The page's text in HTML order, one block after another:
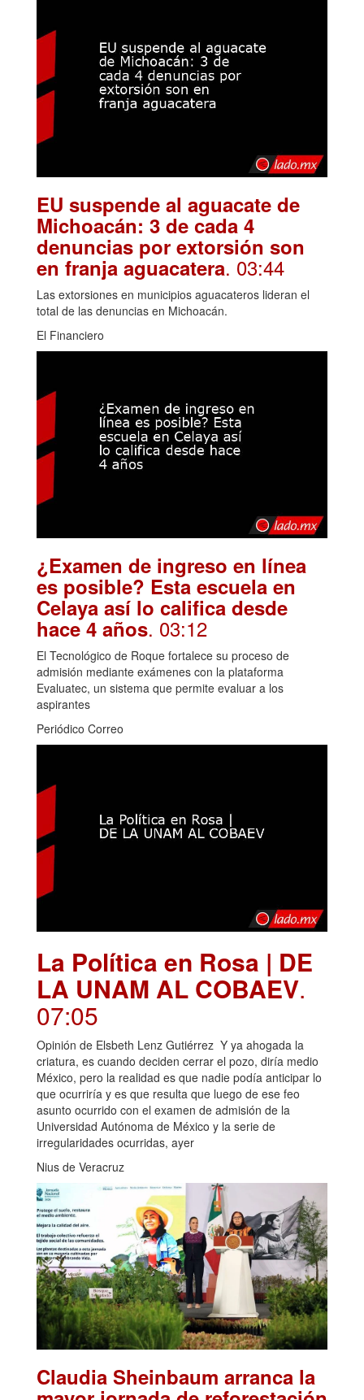
EU suspende al aguacate de
Michoacán: 3 de cada 4
denuncias por extorsión son
en franja aguacatera. 03:44
Las extorsiones en municipios aguacateros lideran el
total de las denuncias en Michoacán.
El Financiero
¿Examen de ingreso en línea
es posible? Esta escuela en
Celaya así lo califica desde
hace 4 años. 03:12
El Tecnológico de Roque fortalece su proceso de
admisión mediante exámenes con la plataforma
Evaluatec, un sistema que permite evaluar a los
aspirantes
Periódico Correo
La Política en Rosa | DE
LA UNAM AL COBAEV.
07:05
Opinión de Elsbeth Lenz Gutiérrez Y ya ahogada la
criatura, es cuando deciden cerrar el pozo, diría medio
México, pero la realidad es que nadie podía anticipar lo
que ocurriría y es que resulta que luego de ese feo
asunto ocurrido con el examen de admisión de la
Universidad Autónoma de México y la serie de
irregularidades ocurridas, ayer
Nius de Veracruz
Claudia Sheinbaum arranca la